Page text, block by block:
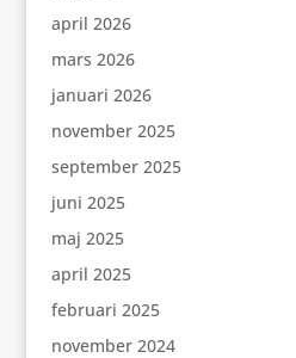
april 2026
mars 2026
januari 2026
november 2025
september 2025
juni 2025
maj 2025
april 2025
februari 2025
november 2024